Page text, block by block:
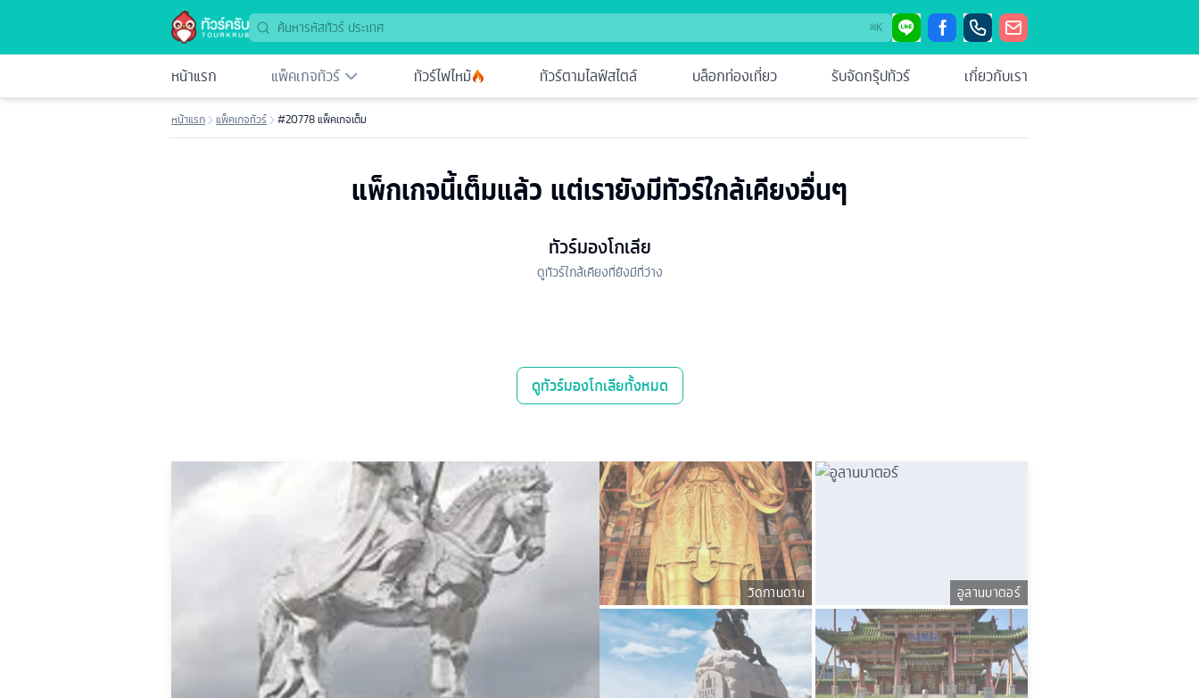
⌘K
หน้าแรก แพ็คเกจทัวร์ ทัวร์ไฟไหม้ ทัวร์ตามไลฟ์สไตล์ บล็อกท่องเที่ยว รับจัดกรุ๊ปทัวร์ เกี่ยวกับเรา
หน้าแรก แพ็คเกจทัวร์ #20778 แพ็คเกจเต็ม
แพ็กเกจนี้เต็มแล้ว แต่เรายังมีทัวร์ใกล้เคียงอื่นๆ
ทัวร์มองโกเลีย
ดูทัวร์ใกล้เคียงที่ยังมีที่ว่าง
ดูทัวร์มองโกเลียทั้งหมด
วัดกานดาน อูลานบาตอร์